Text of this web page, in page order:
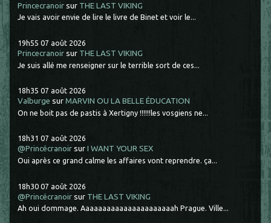
Princecranoir sur THE LAST VIKING
Je vais avoir envie de lire le livre de Binet et voir le...
19h55 07 août 2026
Princecranoir sur THE LAST VIKING
Je suis allé me renseigner sur le terrible sort de ces...
18h35 07 août 2026
Valburge surMARVIN OU LA BELLE ÉDUCATION
On ne boit pas de pastis à Xertigny !!!!!!les vosgiens ne...
18h31 07 août 2026
@Princécranoir surI WANT YOUR SEX
Oui après ce grand calme les affaires vont reprendre. ça...
18h30 07 août 2026
@Princécranoir sur THE LAST VIKING
Ah oui dommage. Aaaaaaaaaaaaaaaaaaaaaah Prague. Ville...